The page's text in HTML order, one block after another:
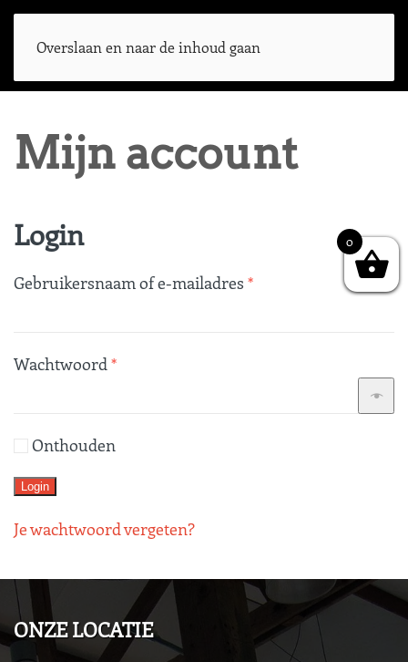
Overslaan en naar de inhoud gaan
Mijn account
Login
Gebruikersnaam of e-mailadres *Vereist
Wachtwoord*Vereist
Onthouden
Login
Je wachtwoord vergeten?
ONZE LOCATIE
0